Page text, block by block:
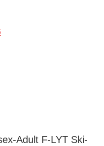
Adult F-LYT Ski-